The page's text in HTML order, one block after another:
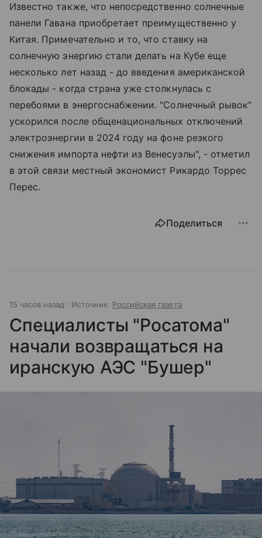
Известно также, что непосредственно солнечные
панели Гавана приобретает преимущественно у
Китая. Примечательно и то, что ставку на
солнечную энергию стали делать на Кубе еще
несколько лет назад - до введения американской
блокады - когда страна уже столкнулась с
перебоями в энергоснабжении. "Солнечный рывок"
ускорился после общенациональных отключений
электроэнергии в 2024 году на фоне резкого
снижения импорта нефти из Венесуэлы", - отметил
в этой связи местный экономист Рикардо Торрес
Перес.
Поделиться
15 часов назад Источник: Российская газета
Специалисты "Росатома"
начали возвращаться на
иранскую АЭС "Бушер"